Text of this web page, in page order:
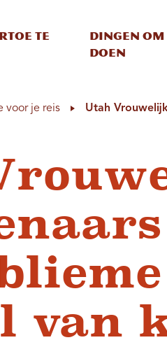
te
Dingen om
doen
voor je reis Utah
van